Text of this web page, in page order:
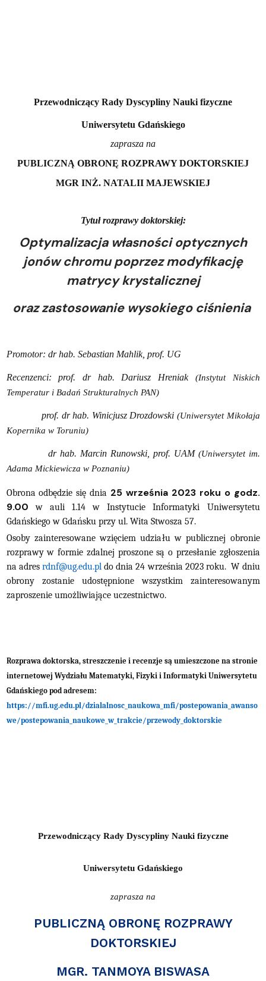
Przewodniczący Rady Dyscypliny Nauki fizyczne
Uniwersytetu Gdańskiego
zaprasza na
PUBLICZNĄ OBRONĘ ROZPRAWY DOKTORSKIEJ
MGR INŻ. NATALII MAJEWSKIEJ
Tytuł rozprawy doktorskiej:
Optymalizacja własności optycznych
jonów chromu poprzez modyfikację
matrycy krystalicznej
oraz zastosowanie wysokiego ciśnienia
Promotor: dr hab. Sebastian Mahlik, prof. UG
Recenzenci: prof. dr hab. Dariusz Hreniak (Instytut Niskich
Temperatur i Badań Strukturalnych PAN)
prof. dr hab. Winicjusz Drozdowski (Uniwersytet Mikołaja
Kopernika w Toruniu)
dr hab. Marcin Runowski, prof. UAM (Uniwersytet im.
Adama Mickiewicza w Poznaniu)
Obrona odbędzie się dnia 25 września 2023 roku o godz.
9.00 w auli 1.14 w Instytucie Informatyki Uniwersytetu
Gdańskiego w Gdańsku przy ul. Wita Stwosza 57.
Osoby zainteresowane wzięciem udziału w publicznej obronie
rozprawy w formie zdalnej proszone są o przesłanie zgłoszenia
na adres rdnf@ug.edu.pl do dnia 24 września 2023 roku. W dniu
obrony zostanie udostępnione wszystkim zainteresowanym
zaproszenie umożliwiające uczestnictwo.
Rozprawa doktorska, streszczenie i recenzje są umieszczone na stronie
internetowej Wydziału Matematyki, Fizyki i Informatyki Uniwersytetu
Gdańskiego pod adresem:
https://mfi.ug.edu.pl/dzialalnosc_naukowa_mfi/postepowania_awanso
we/postepowania_naukowe_w_trakcie/przewody_doktorskie
Przewodniczący Rady Dyscypliny Nauki fizyczne
Uniwersytetu Gdańskiego
zaprasza na
PUBLICZNĄ OBRONĘ ROZPRAWY
DOKTORSKIEJ
MGR. TANMOYA BISWASA